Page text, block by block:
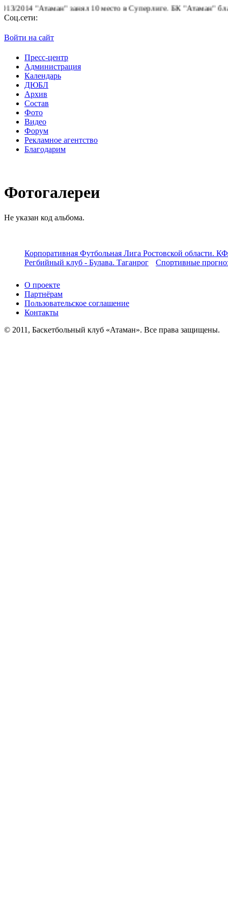
"Атаман" занял 10 место в Суперлиге.БК "Атаман"
Соц.сети:
Войти на сайт
Пресс-центр
Администрация
Календарь
ДЮБЛ
Архив
Состав
Фото
Видео
Форум
Рекламное агентство
Благодарим
Фотогалереи
Не указан код альбома.
Корпоративная Футбольная Лига Ростовской области.
Регбийный клуб - Булава. Таганрог
Спортивные
О проекте
Партнёрам
Пользовательское соглашение
Контакты
© 2011, Баскетбольный клуб «Атаман». Все права защищены.